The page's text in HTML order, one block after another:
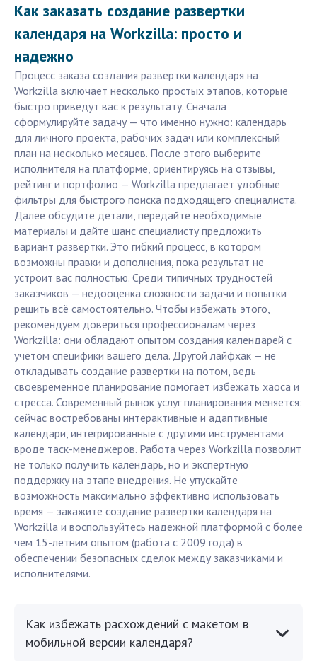
Как заказать создание развертки
календаря на Workzilla: просто и
надежно
Процесс заказа создания развертки календаря на
Workzilla включает несколько простых этапов, которые
быстро приведут вас к результату. Сначала
сформулируйте задачу — что именно нужно: календарь
для личного проекта, рабочих задач или комплексный
план на несколько месяцев. После этого выберите
исполнителя на платформе, ориентируясь на отзывы,
рейтинг и портфолио — Workzilla предлагает удобные
фильтры для быстрого поиска подходящего специалиста.
Далее обсудите детали, передайте необходимые
материалы и дайте шанс специалисту предложить
вариант развертки. Это гибкий процесс, в котором
возможны правки и дополнения, пока результат не
устроит вас полностью. Среди типичных трудностей
заказчиков — недооценка сложности задачи и попытки
решить всё самостоятельно. Чтобы избежать этого,
рекомендуем довериться профессионалам через
Workzilla: они обладают опытом создания календарей с
учётом специфики вашего дела. Другой лайфхак — не
откладывать создание развертки на потом, ведь
своевременное планирование помогает избежать хаоса и
стресса. Современный рынок услуг планирования меняется:
сейчас востребованы интерактивные и адаптивные
календари, интегрированные с другими инструментами
вроде таск-менеджеров. Работа через Workzilla позволит
не только получить календарь, но и экспертную
поддержку на этапе внедрения. Не упускайте
возможность максимально эффективно использовать
время — закажите создание развертки календаря на
Workzilla и воспользуйтесь надежной платформой с более
чем 15-летним опытом (работа с 2009 года) в
обеспечении безопасных сделок между заказчиками и
исполнителями.
Как избежать расхождений с макетом в
мобильной версии календаря?